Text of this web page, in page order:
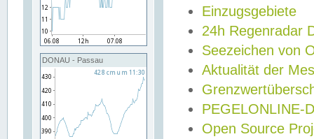
DONAU - Passau
Einzugsgebiete
24h Regenradar
Seezeichen von
Aktualität der
PEGELONLINE-
Open Source